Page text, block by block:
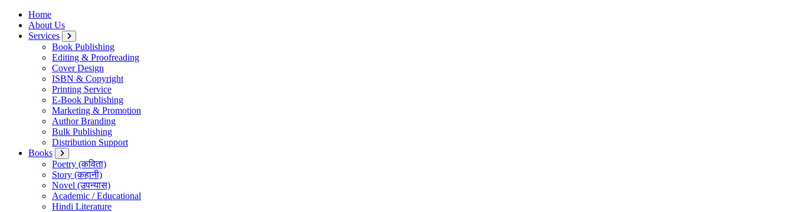
Home
About Us
Services
Book Publishing
Editing & Proofreading
Cover Design
ISBN & Copyright
Printing Service
E-Book Publishing
Marketing & Promotion
Author Branding
Bulk Publishing
Distribution Support
Books
Poetry (कविता)
Story (कहानी)
Novel (उपन्यास)
Academic / Educational
Hindi Literature